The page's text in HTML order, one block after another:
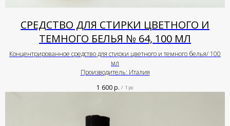
СРЕДСТВО ДЛЯ СТИРКИ ЦВЕТНОГО И
ТЕМНОГО БЕЛЬЯ № 64, 100 МЛ
Концентрированное средство для стирки цветного и темного белья/ 100
мл
Производитель: Италия
1 600р. / 1 pc